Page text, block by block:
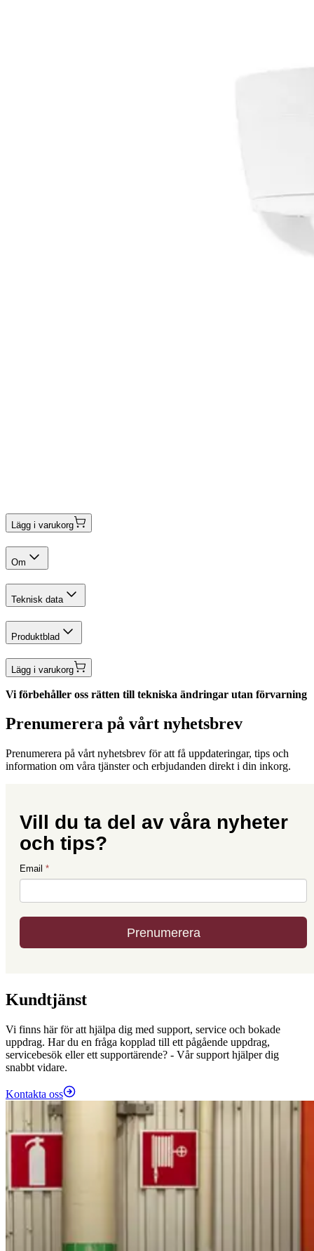
Lägg i varukorg
Om
Teknisk data
Produktblad
Lägg i varukorg
Vi förbehåller oss rätten till tekniska ändringar utan förvarning
Prenumerera på vårt nyhetsbrev
Prenumerera på vårt nyhetsbrev för att få uppdateringar, tips och
information om våra tjänster och erbjudanden direkt i din inkorg.
Kundtjänst
Vi finns här för att hjälpa dig med support, service och bokade
uppdrag. Har du en fråga kopplad till ett pågående uppdrag,
servicebesök eller ett supportärende? - Vår support hjälper dig
snabbt vidare.
Kontakta oss